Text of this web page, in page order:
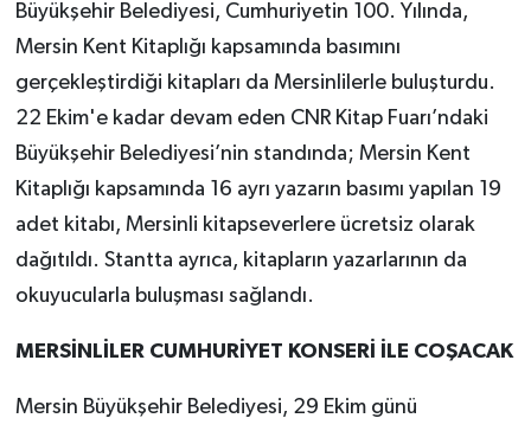
Büyükşehir Belediyesi, Cumhuriyetin 100. Yılında,
Mersin Kent Kitaplığı kapsamında basımını
gerçekleştirdiği kitapları da Mersinlilerle buluşturdu.
22 Ekim'e kadar devam eden CNR Kitap Fuarı’ndaki
Büyükşehir Belediyesi’nin standında; Mersin Kent
Kitaplığı kapsamında 16 ayrı yazarın basımı yapılan 19
adet kitabı, Mersinli kitapseverlere ücretsiz olarak
dağıtıldı. Stantta ayrıca, kitapların yazarlarının da
okuyucularla buluşması sağlandı.
MERSİNLİLER CUMHURİYET KONSERİ İLE COŞACAK
Mersin Büyükşehir Belediyesi, 29 Ekim günü